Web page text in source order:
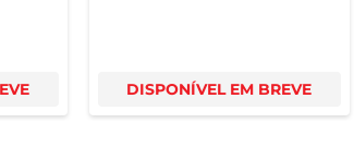
DISPONÍVEL EM BREVE